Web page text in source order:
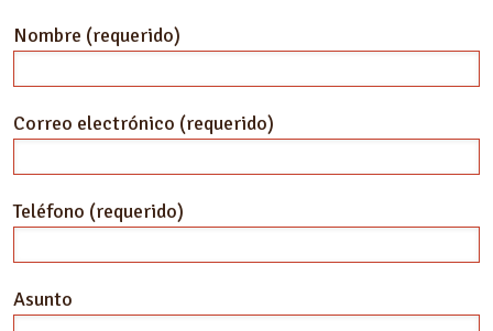
Nombre (requerido)
Correo electrónico (requerido)
Teléfono (requerido)
Asunto